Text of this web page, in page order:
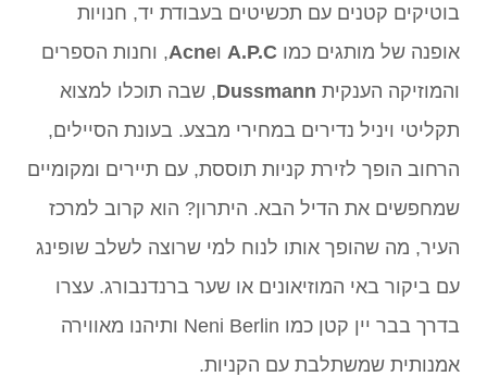
בוטיקים קטנים עם תכשיטים בעבודת יד, חנויות
אופנה של מותגים כמו A.P.C וAcne, וחנות הספרים
והמוזיקה הענקית Dussmann, שבה תוכלו למצוא
תקליטי ויניל נדירים במחירי מבצע. בעונת הסיילים,
הרחוב הופך לזירת קניות תוססת, עם תיירים ומקומיים
שמחפשים את הדיל הבא. היתרון? הוא קרוב למרכז
העיר, מה שהופך אותו לנוח למי שרוצה לשלב שופינג
עם ביקור באי המוזיאונים או שער ברנדנבורג. עצרו
בדרך בבר יין קטן כמו Neni Berlin ותיהנו מאווירה
אמנותית שמשתלבת עם הקניות.